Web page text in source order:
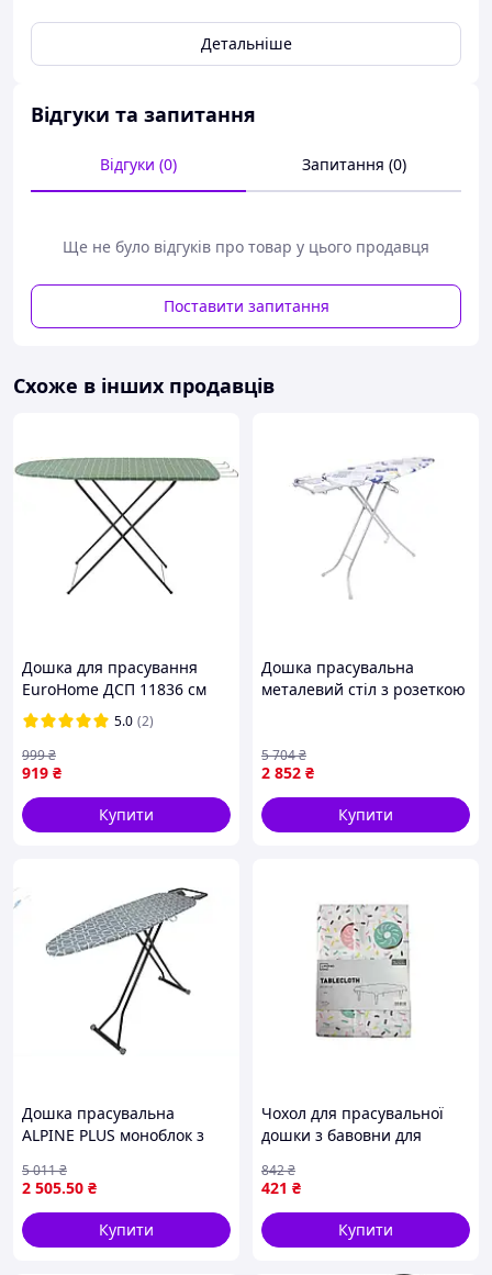
повсті, 10 мм.
Детальніше
Відгуки та запитання
Відгуки (0) Запитання (0)
Ще не було відгуків про товар у цього продавця
Поставити запитання
Схоже в інших продавців
Дошка для прасування
EuroHome ДСП 11836 см
11836W
5.0 (2)
919 ₴
999₴
Купити
Дошка прасувальна
металевий стіл з розеткою
40*120 см
2 852 ₴
5 704₴
Купити
Дошка прасувальна
ALPINE PLUS моноблок з
використання сіра ТМ
EUROHOME
2 505.50 ₴
5 011₴
Купити
Чохол для прасувальної
дошки з бавовни для
термозахистом і
нековзкою підкладкою
421 ₴
842₴
Купити